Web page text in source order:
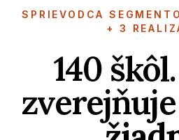
SPRIEVODCA
+ 3
140
zverejňuje